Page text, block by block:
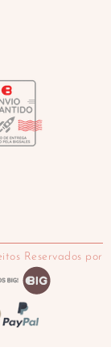
Reservados por